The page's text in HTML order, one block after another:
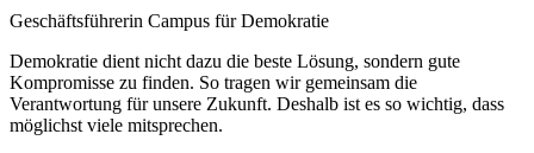
Geschäftsführerin Campus für Demokratie
Demokratie dient nicht dazu die beste Lösung, sondern gute
Kompromisse zu finden. So tragen wir gemeinsam die
Verantwortung für unsere Zukunft. Deshalb ist es so wichtig, dass
möglichst viele mitsprechen.